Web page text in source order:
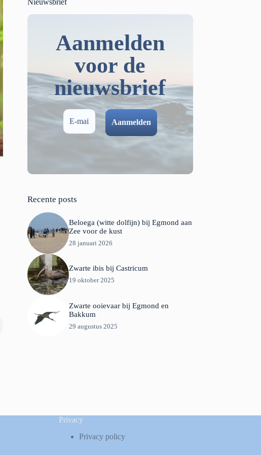
Nieuwsbrief
Aanmelden
voor de
nieuwsbrief
Recente posts
Beloega (witte dolfijn) bij Egmond aan
Zee voor de kust
28 januari 2026
Zwarte ibis bij Castricum
19 oktober 2025
Zwarte ooievaar bij Egmond en
Bakkum
29 augustus 2025
Privacy
Privacy policy